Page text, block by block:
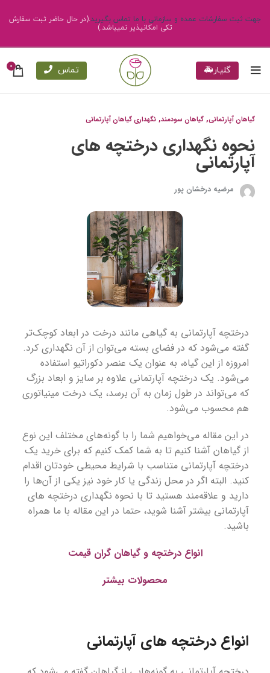
جهت ثبت سفارشات عمده و سازمانی با ما تماس بگیرید.(در حال حاضر ثبت سفارش
تکی امکانپذیر نمیباشد.)
گلیار🚑 تماس 0
گیاهان آپارتمانی, گیاهان سودمند, نگهداری گیاهان آپارتمانی
نحوه نگهداری درختچه های
آپارتمانی
مرضیه درخشان پور
درختچه آپارتمانی به گیاهی مانند درخت در ابعاد کوچک‌تر
گفته می‌شود که در فضای بسته می‌توان از آن نگهداری کرد.
امروزه از این گیاه، به عنوان یک عنصر دکوراتیو استفاده
می‌شود. یک درختچه آپارتمانی علاوه بر سایز و ابعاد بزرگ
که می‌تواند در طول زمان به آن برسد، یک درخت مینیاتوری
هم محسوب می‌شود.
در این مقاله می‌خواهیم شما را با گونه‌های مختلف این نوع
از گیاهان آشنا کنیم تا به شما کمک کنیم که برای خرید یک
درختچه آپارتمانی متناسب با شرایط محیطی خودتان اقدام
کنید. البته اگر در محل زندگی یا کار خود نیز یکی از آن‌ها را
دارید و علاقه‌مند هستید تا با نحوه نگهداری درختچه های
آپارتمانی بیشتر آشنا شوید، حتما در این مقاله با ما همراه
باشید.
انواع درختچه و گیاهان گران قیمت
محصولات بیشتر
انواع درختچه های آپارتمانی